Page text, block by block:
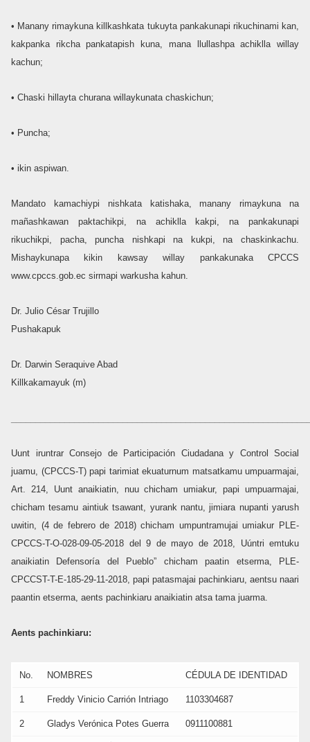
• Manany rimaykuna killkashkata tukuyta pankakunapi rikuchinami kan,
kakpanka rikcha pankatapish kuna, mana llullashpa achiklla willay
kachun;
• Chaski hillayta churana willaykunata chaskichun;
• Puncha;
• ikin aspiwan.
Mandato kamachiypi nishkata katishaka, manany rimaykuna na
mañashkawan paktachikpi, na achiklla kakpi, na pankakunapi
rikuchikpi, pacha, puncha nishkapi na kukpi, na chaskinkachu.
Mishaykunapa kikin kawsay willay pankakunaka CPCCS
www.cpccs.gob.ec sirmapi warkusha kahun.
Dr. Julio César Trujillo
Pushakapuk
Dr. Darwin Seraquive Abad
Killkakamayuk (m)
Uunt iruntrar Consejo de Participación Ciudadana y Control Social
juamu, (CPCCS-T) papi tarimiat ekuaturnum matsatkamu umpuarmajai,
Art. 214, Uunt anaikiatin, nuu chicham umiakur, papi umpuarmajai,
chicham tesamu aintiuk tsawant, yurank nantu, jimiara nupanti yarush
uwitin, (4 de febrero de 2018) chicham umpuntramujai umiakur PLE-
CPCCS-T-O-028-09-05-2018 del 9 de mayo de 2018, Uúntri emtuku
anaikiatin Defensoría del Pueblo” chicham paatin etserma, PLE-
CPCCST-T-E-185-29-11-2018, papi patasmajai pachinkiaru, aentsu naari
paantin etserma, aents pachinkiaru anaikiatin atsa tama juarma.
Aents pachinkiaru:
No. NOMBRES CÉDULA DE IDENTIDAD
1 Freddy Vinicio Carrión Intriago 1103304687
2 Gladys Verónica Potes Guerra 0911100881